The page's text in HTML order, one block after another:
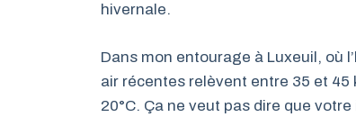
hivernale.
Dans mon entourage à Luxeuil, où
air récentes relèvent entre 35 et
20°C. Ça ne veut pas dire que